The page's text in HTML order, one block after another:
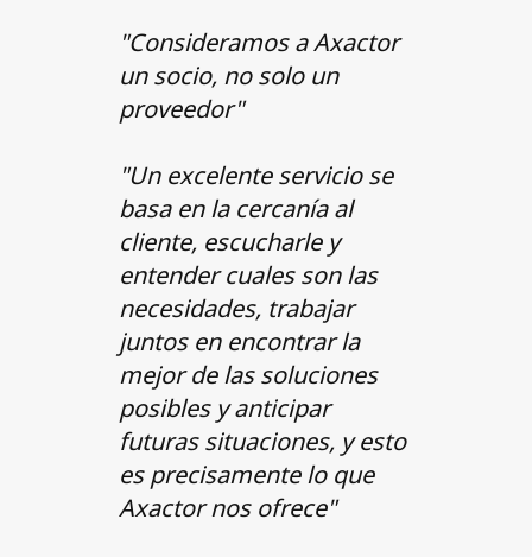
"Consideramos a Axactor
un socio, no solo un
proveedor"
"Un excelente servicio se
basa en la cercanía al
cliente, escucharle y
entender cuales son las
necesidades, trabajar
juntos en encontrar la
mejor de las soluciones
posibles y anticipar
futuras situaciones, y esto
es precisamente lo que
Axactor nos ofrece"